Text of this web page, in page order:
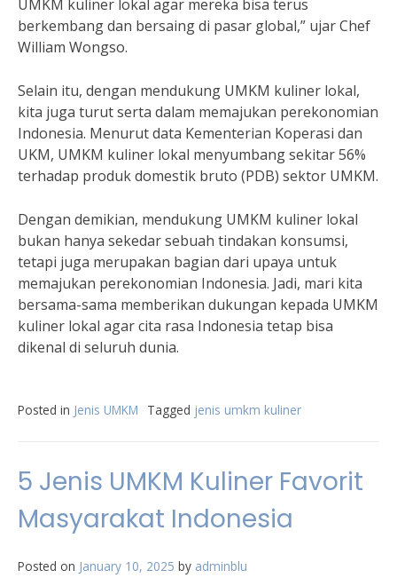
UMKM kuliner lokal agar mereka bisa terus
berkembang dan bersaing di pasar global,” ujar Chef
William Wongso.
Selain itu, dengan mendukung UMKM kuliner lokal,
kita juga turut serta dalam memajukan perekonomian
Indonesia. Menurut data Kementerian Koperasi dan
UKM, UMKM kuliner lokal menyumbang sekitar 56%
terhadap produk domestik bruto (PDB) sektor UMKM.
Dengan demikian, mendukung UMKM kuliner lokal
bukan hanya sekedar sebuah tindakan konsumsi,
tetapi juga merupakan bagian dari upaya untuk
memajukan perekonomian Indonesia. Jadi, mari kita
bersama-sama memberikan dukungan kepada UMKM
kuliner lokal agar cita rasa Indonesia tetap bisa
dikenal di seluruh dunia.
Posted in Jenis UMKM Tagged jenis umkm kuliner
5 Jenis UMKM Kuliner Favorit
Masyarakat Indonesia
Posted on January 10, 2025 by adminblu